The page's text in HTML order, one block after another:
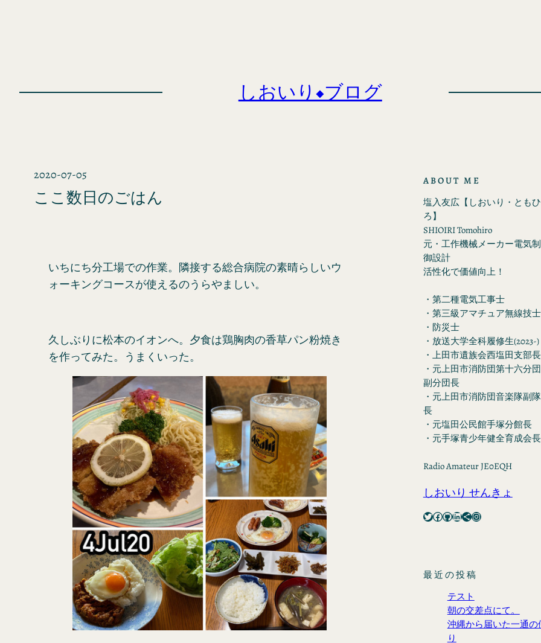
しおいり◆ブログ
2020-07-05
ここ数日のごはん
いちにち分工場での作業。隣接する総合病院の素晴らしいウ
ォーキングコースが使えるのうらやましい。
久しぶりに松本のイオンへ。夕食は鶏胸肉の香草パン粉焼き
を作ってみた。うまくいった。
ABOUT ME
塩入友広【しおいり・ともひ
ろ】
SHIOIRI Tomohiro
元・工作機械メーカー電気制
御設計
活性化で価値向上！
・第二種電気工事士
・第三級アマチュア無線技士
・防災士
・放送大学全科履修生(2023-)
・上田市遺族会西塩田支部長
・元上田市消防団第十六分団
副分団長
・元上田市消防団音楽隊副隊
長
・元塩田公民館手塚分館長
・元手塚青少年健全育成会長
Radio Amateur JE0EQH
しおいり せんきょ
Twitter Facebook GitHub LinkedIn Share Icon Instagram
最近の投稿
テスト
朝の交差点にて。
沖縄から届いた一通の
り